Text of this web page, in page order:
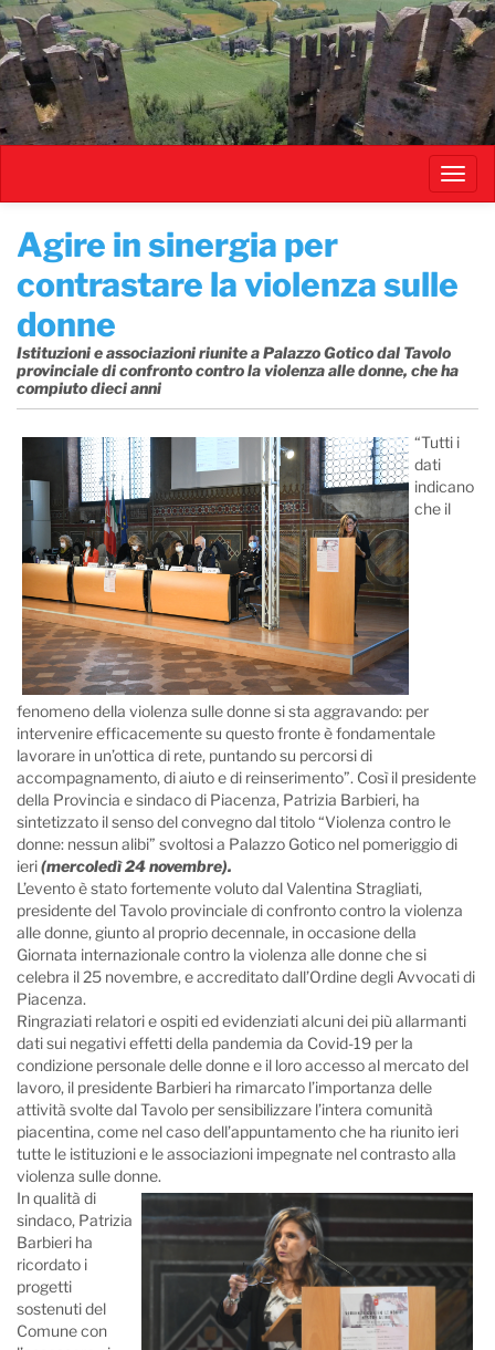
Salta
al
contenuto
principale
Agire in sinergia per
contrastare la violenza sulle
donne
Istituzioni e associazioni riunite a Palazzo Gotico dal Tavolo
provinciale di confronto contro la violenza alle donne, che ha
compiuto dieci anni
“Tutti i
dati
indicano
che il
fenomeno della violenza sulle donne si sta aggravando: per
intervenire efficacemente su questo fronte è fondamentale
lavorare in un’ottica di rete, puntando su percorsi di
accompagnamento, di aiuto e di reinserimento”. Così il presidente
della Provincia e sindaco di Piacenza, Patrizia Barbieri, ha
sintetizzato il senso del convegno dal titolo “Violenza contro le
donne: nessun alibi” svoltosi a Palazzo Gotico nel pomeriggio di
ieri(mercoledì 24 novembre).
L’evento è stato fortemente voluto dal Valentina Stragliati,
presidente del Tavolo provinciale di confronto contro la violenza
alle donne, giunto al proprio decennale, in occasione della
Giornata internazionale contro la violenza alle donne che si
celebra il 25 novembre, e accreditato dall’Ordine degli Avvocati di
Piacenza.
Ringraziati relatori e ospiti ed evidenziati alcuni dei più allarmanti
dati sui negativi effetti della pandemia da Covid-19 per la
condizione personale delle donne e il loro accesso al mercato del
lavoro, il presidente Barbieri ha rimarcato l’importanza delle
attività svolte dal Tavolo per sensibilizzare l’intera comunità
piacentina, come nel caso dell’appuntamento che ha riunito ieri
tutte le istituzioni e le associazioni impegnate nel contrasto alla
violenza sulle donne.
In qualità di
sindaco, Patrizia
Barbieri ha
ricordato i
progetti
sostenuti del
Comune con